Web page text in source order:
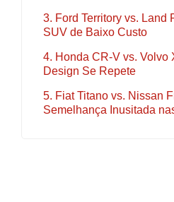
3. Ford Territory vs. Land
SUV de Baixo Custo
4. Honda CR-V vs. Volvo
Design Se Repete
5. Fiat Titano vs. Nissan
Semelhança Inusitada